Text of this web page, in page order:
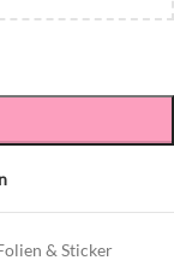
& Sticker